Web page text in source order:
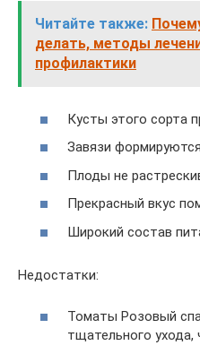
Читайте также:
делать, методы
профилактики
Кусты этого сорта
Завязи
Плоды не
Прекрасный вкус
Широкий состав
Недостатки:
Томаты Розовый
тщательного ухода,